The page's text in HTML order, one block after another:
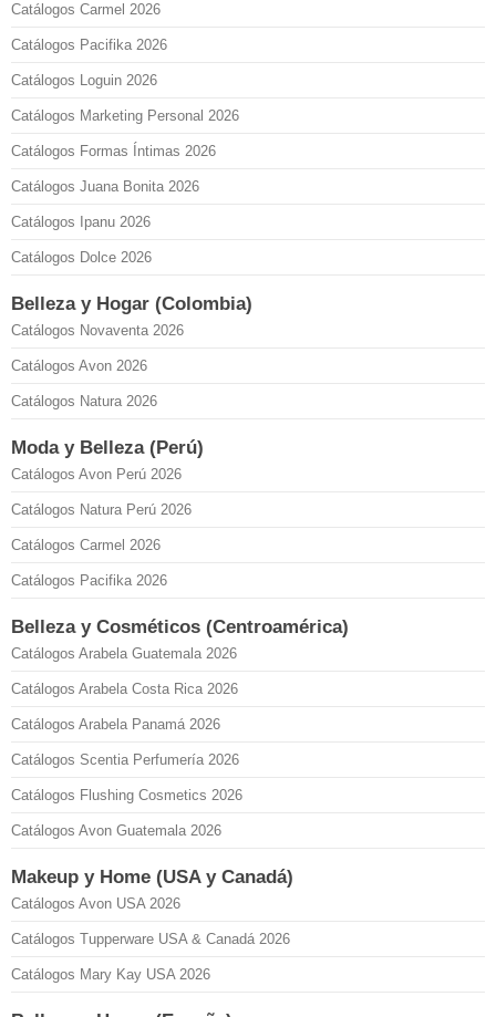
Catálogos Carmel 2026
Catálogos Pacifika 2026
Catálogos Loguin 2026
Catálogos Marketing Personal 2026
Catálogos Formas Íntimas 2026
Catálogos Juana Bonita 2026
Catálogos Ipanu 2026
Catálogos Dolce 2026
Belleza y Hogar (Colombia)
Catálogos Novaventa 2026
Catálogos Avon 2026
Catálogos Natura 2026
Moda y Belleza (Perú)
Catálogos Avon Perú 2026
Catálogos Natura Perú 2026
Catálogos Carmel 2026
Catálogos Pacifika 2026
Belleza y Cosméticos (Centroamérica)
Catálogos Arabela Guatemala 2026
Catálogos Arabela Costa Rica 2026
Catálogos Arabela Panamá 2026
Catálogos Scentia Perfumería 2026
Catálogos Flushing Cosmetics 2026
Catálogos Avon Guatemala 2026
Makeup y Home (USA y Canadá)
Catálogos Avon USA 2026
Catálogos Tupperware USA & Canadá 2026
Catálogos Mary Kay USA 2026